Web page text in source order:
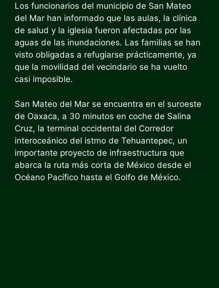
Los funcionarios del municipio de San Mateo
del Mar han informado que las aulas, la clínica
de salud y la iglesia fueron afectadas por las
aguas de las inundaciones. Las familias se han
visto obligadas a refugiarse prácticamente, ya
que la movilidad del vecindario se ha vuelto
casi imposible.
San Mateo del Mar se encuentra en el suroeste
de Oaxaca, a 30 minutos en coche de Salina
Cruz, la terminal occidental del Corredor
interoceánico del istmo de Tehuantepec, un
importante proyecto de infraestructura que
abarca la ruta más corta de México desde el
Océano Pacífico hasta el Golfo de México.